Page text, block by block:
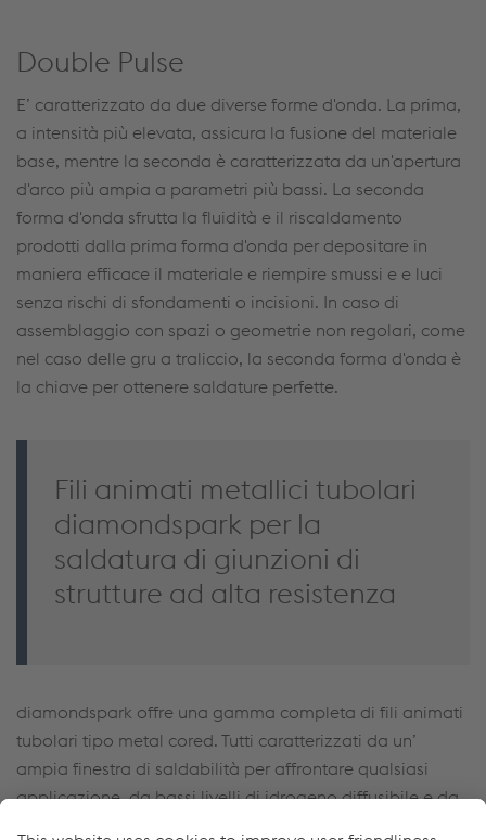
Double Pulse
E’ caratterizzato da due diverse forme d'onda. La prima,
a intensità più elevata, assicura la fusione del materiale
base, mentre la seconda è caratterizzata da un'apertura
d'arco più ampia a parametri più bassi. La seconda
forma d'onda sfrutta la fluidità e il riscaldamento
prodotti dalla prima forma d'onda per depositare in
maniera efficace il materiale e riempire smussi e e luci
senza rischi di sfondamenti o incisioni. In caso di
assemblaggio con spazi o geometrie non regolari, come
nel caso delle gru a traliccio, la seconda forma d'onda è
la chiave per ottenere saldature perfette.
Fili animati metallici tubolari
diamondspark per la
saldatura di giunzioni di
strutture ad alta resistenza
diamondspark offre una gamma completa di fili animati
tubolari tipo metal cored. Tutti caratterizzati da un’
ampia finestra di saldabilità per affrontare qualsiasi
applicazione, da bassi livelli di idrogeno diffusibile e da